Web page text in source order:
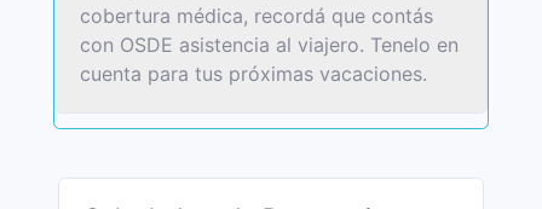
cobertura médica, recordá que contás
con OSDE asistencia al viajero. Tenelo en
cuenta para tus próximas vacaciones.